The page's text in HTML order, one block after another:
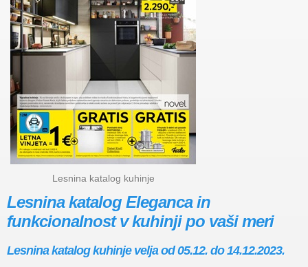
Lesnina katalog kuhinje
Lesnina katalog Eleganca in
funkcionalnost v kuhinji po vaši meri
Lesnina katalog kuhinje velja od 05.12. do 14.12.2023.